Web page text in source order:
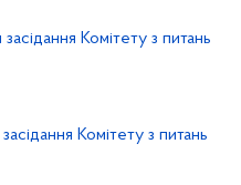
Комітету з питань
Комітету з питань